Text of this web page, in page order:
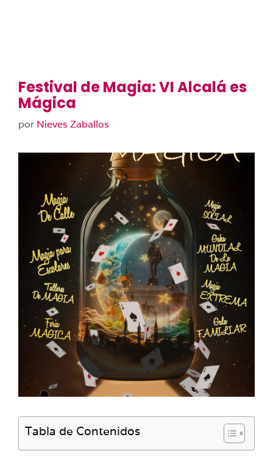
Festival de Magia: VI Alcalá es
Mágica
por Nieves Zaballos
Tabla de Contenidos